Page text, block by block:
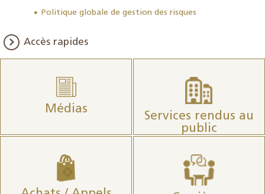
Politique globale de gestion des risques
Accès rapides
Médias
Services rendus au
public